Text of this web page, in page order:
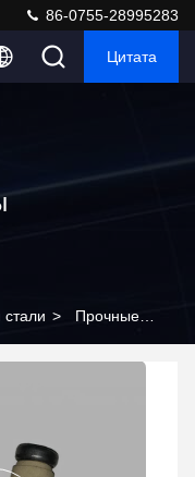
86-0755-28995283
Цитата
> Прочные
для
и